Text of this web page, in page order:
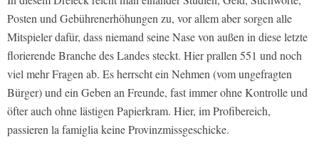
Posten und Gebührenerhöhungen zu, vor allem aber sorgen alle
Mitspieler dafür, dass niemand seine Nase von außen in diese letzte
florierende Branche des Landes steckt. Hier prallen 551 und noch
viel mehr Fragen ab. Es herrscht ein Nehmen (vom ungefragten
Bürger) und ein Geben an Freunde, fast immer ohne Kontrolle und
öfter auch ohne lästigen Papierkram. Hier, im Profibereich,
passieren la famiglia keine Provinzmissgeschicke.